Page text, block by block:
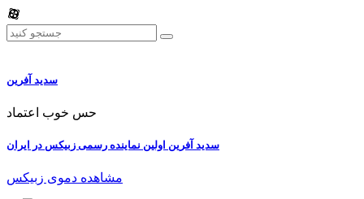
سدید آفرین
حس خوب اعتماد
سدید آفرین اولین نماینده رسمی زبیکس در ایران
مشاهده دموی زبیکس